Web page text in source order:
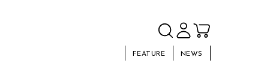
FEATURE NEWS